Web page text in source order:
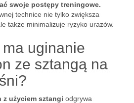
swoje postępy treningowe.
technice nie tylko zwiększa
także minimalizuje ryzyko urazów.
ma uginanie
ze sztangą na
z użyciem sztangi odgrywa